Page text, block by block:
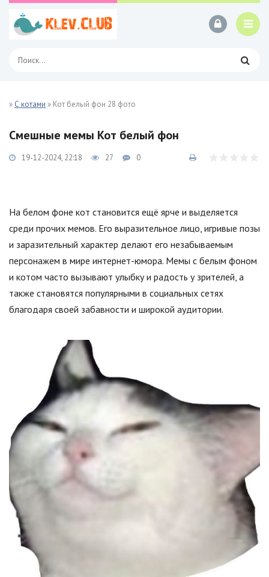
» С котами » Кот белый фон 28 фото
Смешные мемы Кот белый фон
19-12-2024, 22:18 27 0
На белом фоне кот становится ещё ярче и выделяется
среди прочих мемов. Его выразительное лицо, игривые позы
и заразительный характер делают его незабываемым
персонажем в мире интернет-юмора. Мемы с белым фоном
и котом часто вызывают улыбку и радость у зрителей, а
также становятся популярными в социальных сетях
благодаря своей забавности и широкой аудитории.